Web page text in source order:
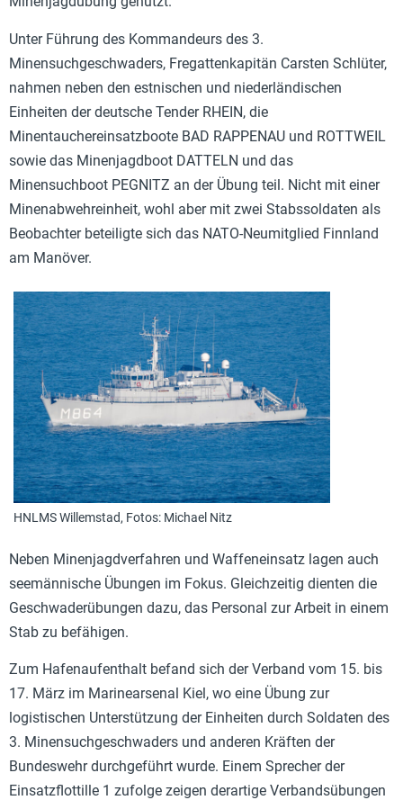
Unter Führung des Kommandeurs des 3.
Minensuchgeschwaders, Fregattenkapitän Carsten Schlüter,
nahmen neben den estnischen und niederländischen
Einheiten der deutsche Tender RHEIN, die
Minentauchereinsatzboote BAD RAPPENAU und ROTTWEIL
sowie das Minenjagdboot DATTELN und das
Minensuchboot PEGNITZ an der Übung teil. Nicht mit einer
Minenabwehreinheit, wohl aber mit zwei Stabssoldaten als
Beobachter beteiligte sich das NATO-Neumitglied Finnland
am Manöver.
HNLMS Willemstad, Fotos: Michael Nitz
Neben Minenjagdverfahren und Waffeneinsatz lagen auch
seemännische Übungen im Fokus. Gleichzeitig dienten die
Geschwaderübungen dazu, das Personal zur Arbeit in einem
Stab zu befähigen.
Zum Hafenaufenthalt befand sich der Verband vom 15. bis
17. März im Marinearsenal Kiel, wo eine Übung zur
logistischen Unterstützung der Einheiten durch Soldaten des
3. Minensuchgeschwaders und anderen Kräften der
Bundeswehr durchgeführt wurde. Einem Sprecher der
Einsatzflottille 1 zufolge zeigen derartige Verbandsübungen